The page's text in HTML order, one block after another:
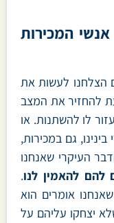
המכירות
הצלחנו לעשות את
להחזיר את המצב
לו להשתנות. או
גם במכירות,
העיקרי שאנחנו
להם להאמין לנו.
אומרים הוא
יצחקו עליהם על